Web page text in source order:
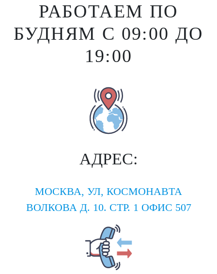
РАБОТАЕМ ПО
БУДНЯМ С 09:00 ДО
19:00
АДРЕС:
МОСКВА, УЛ, КОСМОНАВТА
ВОЛКОВА Д. 10. СТР. 1 ОФИС 507